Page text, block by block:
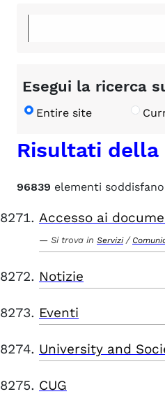
Esegui la ricerca
Entire site
Risultati della
96839 elementi
Accesso ai
Si trova in Servizi /
Notizie
Eventi
University and
CUG